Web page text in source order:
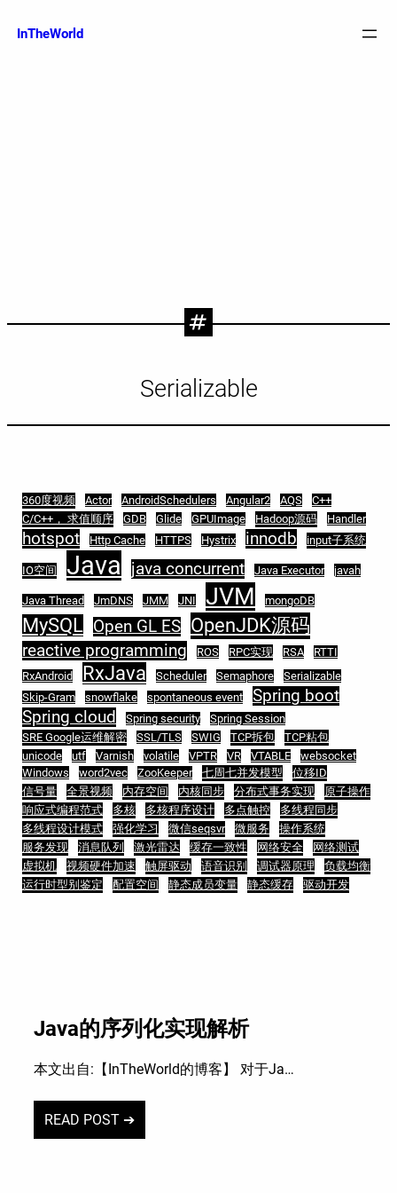
至InTheWorld
Serializable
360度视频 Actor AndroidSchedulers Angular2 AQS
C++
C/C++， 求值顺序
GDB Glide GPUImage Hadoop源码 Handler
hotspot Http Cache HTTPS Hystrix innodb input子系统
IO空间 Java java concurrent Java Executor javah
Java Thread JmDNS JMM JNI JVM mongoDB
MySQL Open GL ES OpenJDK源码
reactive programming ROS RPC实现 RSA
RTTI
RxAndroid
RxJava Scheduler Semaphore
Serializable
Skip-Gram
snowflake spontaneous event
Spring boot
Spring cloud
Spring security
Spring Session
SRE Google运维解密
SSL/TLS SWIG TCP拆包
TCP粘包
unicode
utf Varnish volatile VPTR VR VTABLE
websocket
Windows
word2vec ZooKeeper 七周七并发模型
位移ID
信号量
全景视频 内存空间 内核同步 分布式事务实现
原子操作
响应式编程范式
多核 多核程序设计 多点触控
多线程同步
多线程设计模式
强化学习 微信seqsvr 微服务
操作系统
服务发现
消息队列 激光雷达 缓存一致性 网络安全
网络测试
虚拟机
视频硬件加速 触屏驱动 语音识别 调试器原理
负载均衡
运行时型别鉴定
配置空间 静态成员变量 静态缓存 驱动开发
Java的序列化实现解析
本文出自:【InTheWorld的博客】 对于Ja…
READ POST ➔